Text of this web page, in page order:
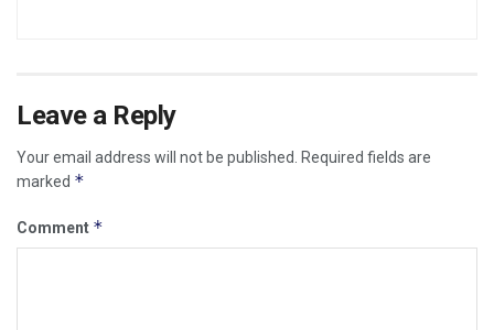
Leave a Reply
Your email address will not be published.
Required fields are
marked *
Comment *